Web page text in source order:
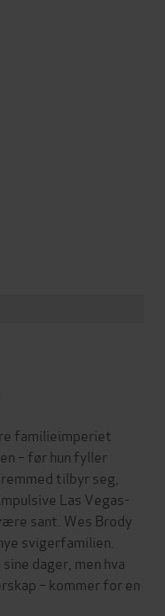
familieimperiet
– før hun fyller
tilbyr seg,
Las Vegas-
sant. Wes Brody
svigerfamilien.
dager, men hva
– kommer for en